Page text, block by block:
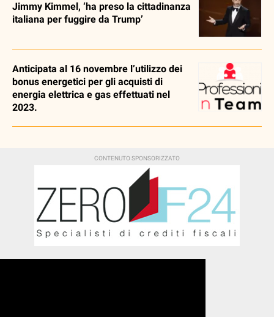
Jimmy Kimmel, ‘ha preso la cittadinanza
italiana per fuggire da Trump’
Anticipata al 16 novembre l’utilizzo dei
bonus energetici per gli acquisti di
energia elettrica e gas effettuati nel
2023.